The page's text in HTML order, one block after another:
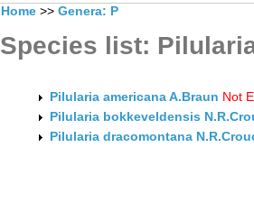
Home >> Genera: P
Species list:
Pilularia americana A.Braun Not
Pilularia bokkeveldensis
Pilularia dracomontana